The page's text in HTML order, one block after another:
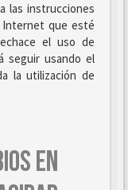
las instrucciones
Internet que esté
el uso de
seguir usando el
la utilización de
EN